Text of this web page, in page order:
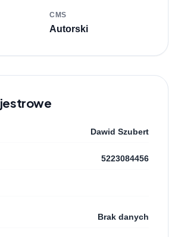
CMS
Autorski
Dawid Szubert
5223084456
Brak danych